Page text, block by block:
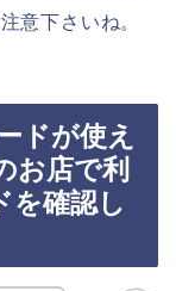
意下さいね。
ドが使え
お店で利
を確認し